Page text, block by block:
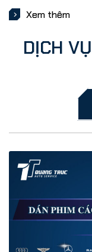
Xem thêm
DỊCH